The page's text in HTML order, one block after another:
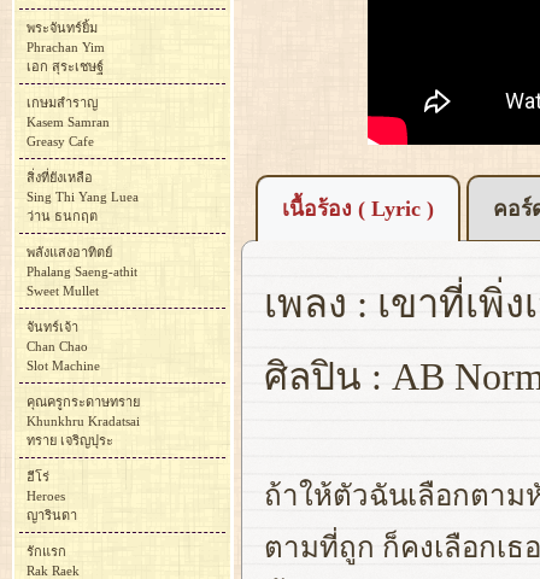
เนื้อร้อง ( Lyric ) คอร์
เพลง : เขาที่เพิ่
ศิลปิน : AB
ถ้าให้ตัวฉันเลือกตาม
ตามที่ถูก ก็คงเลือกเธอ
พระจันทร์ยิ้ม
Phrachan Yim
เอก สุระเชษฐ์
เกษมสำราญ
Kasem Samran
Greasy Cafe
สิ่งที่ยังเหลือ
Sing Thi Yang Luea
ว่าน ธนกฤต
พลังแสงอาทิตย์
Phalang Saeng-athit
Sweet Mullet
จันทร์เจ้า
Chan Chao
Slot Machine
คุณครูกระดาษทราย
Khunkhru Kradatsai
ทราย เจริญปุระ
ฮีโร่
Heroes
ญารินดา
รักแรก
Rak Raek